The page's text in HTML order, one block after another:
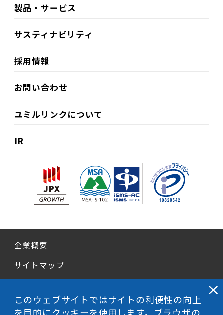
このウェブサイトではサイトの利便性の向上
を目的にクッキーを使用します。ブラウザの
製品・サービス
サスティナビリティ​
採用情報
お問い合わせ
ユミルリンクについて
IR
企業概要
サイトマップ
情報セキュリティ基本方針